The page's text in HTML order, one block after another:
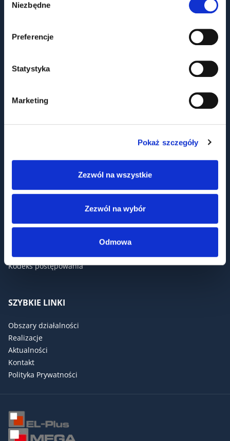
zgody
Niezbędne
Preferencje
Statystyka
Marketing
Pokaż szczegóły
Zezwól na wszystkie
Zezwól na wybór
Odmowa
Produkcja
FIRMA
Historia
Polityka zakupowa
ESG
Kodeks postępowania
SZYBKIE LINKI
Obszary działalności
Realizacje
Aktualności
Kontakt
Polityka Prywatności